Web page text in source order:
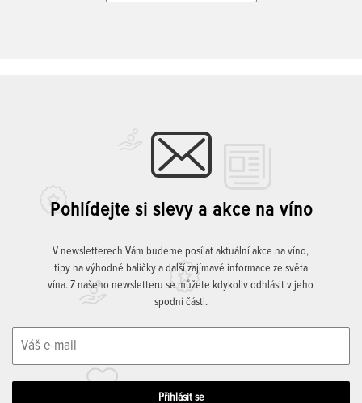
Pohlídejte si slevy a akce na víno
V newsletterech Vám budeme posílat aktuální akce na víno,
tipy na výhodné balíčky a další zajímavé informace ze světa
vína. Z našeho newsletteru se můžete kdykoliv odhlásit v jeho
spodní části.